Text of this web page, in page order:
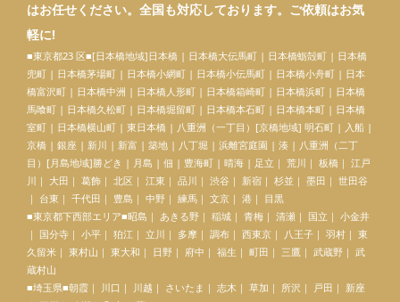
はお任せください。全国も対応しております。ご依頼はお気
軽に!
■東京都23 区■[日本橋地域]日本橋 | 日本橋大伝馬町 | 日本橋蛎殻町 | 日本橋
兜町 | 日本橋茅場町 | 日本橋小網町 | 日本橋小伝馬町 | 日本橋小舟町 | 日本
橋富沢町 | 日本橋中洲 | 日本橋人形町 | 日本橋箱崎町 | 日本橋浜町 | 日本橋
馬喰町 | 日本橋久松町 | 日本橋堀留町 | 日本橋本石町 | 日本橋本町 | 日本橋
室町 | 日本橋横山町 | 東日本橋 | 八重洲（一丁目）[京橋地域] 明石町 | 入船 |
京橋 | 銀座 | 新川 | 新富 | 築地 | 八丁堀 | 浜離宮庭園 | 湊 | 八重洲（二丁
目）[月島地域]勝どき | 月島 | 佃 | 豊海町 | 晴海 | 足立｜ 荒川｜ 板橋｜ 江戸
川｜ 大田｜ 葛飾｜ 北区｜ 江東｜ 品川｜ 渋谷｜ 新宿｜ 杉並｜ 墨田｜ 世田谷
｜ 台東｜ 千代田｜ 豊島｜ 中野｜ 練馬｜ 文京｜ 港｜ 目黒
■東京都下西部エリア■昭島｜ あきる野｜ 稲城｜ 青梅｜ 清瀬｜ 国立｜ 小金井
｜ 国分寺｜ 小平｜ 狛江｜ 立川｜ 多摩｜ 調布｜ 西東京｜ 八王子｜ 羽村｜ 東
久留米｜ 東村山｜ 東大和｜ 日野｜ 府中｜ 福生｜ 町田｜ 三鷹｜ 武蔵野｜ 武
蔵村山
■埼玉県■朝霞｜ 川口｜ 川越｜ さいたま｜ 志木｜ 草加｜ 所沢｜ 戸田｜ 新座